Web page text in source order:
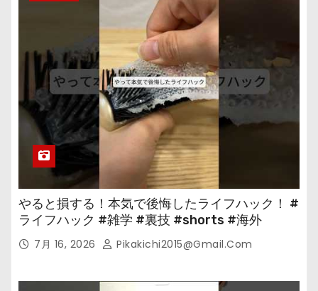
やると損する！本気で後悔したライフハック！ #
ライフハック #雑学 #裏技 #shorts #海外
7月 16, 2026 Pikakichi2015@gmail.com